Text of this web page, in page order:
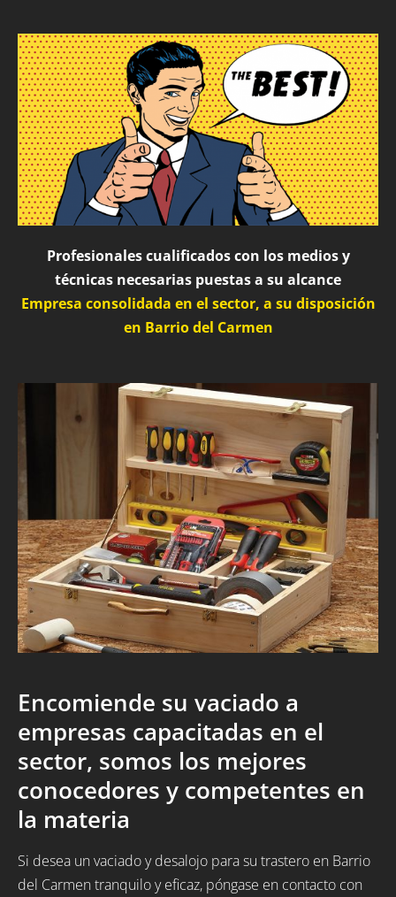
Profesionales cualificados con los medios y
técnicas necesarias puestas a su alcance
Empresa consolidada en el sector, a su disposición
en Barrio del Carmen
Encomiende su vaciado a
empresas capacitadas en el
sector, somos los mejores
conocedores y competentes en
la materia
Si desea un vaciado y desalojo para su trastero en Barrio
del Carmen tranquilo y eficaz, póngase en contacto con